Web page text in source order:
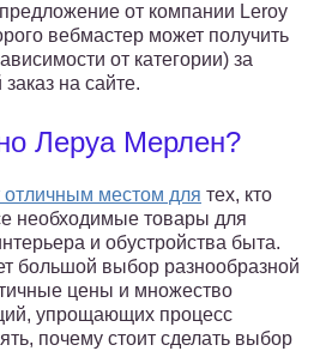
от компании Leroy
вебмастер может получить
от категории) за
на сайте.
Леруа Мерлен?
местом для тех, кто
необходимые товары для
и обустройства быта.
большой выбор разнообразной
цены и множество
упрощающих процесс
почему стоит сделать выбор